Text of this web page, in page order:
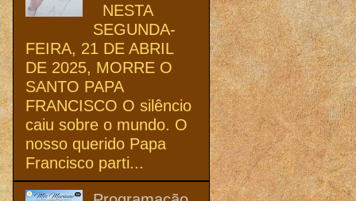
NESTA
SEGUNDA-
FEIRA, 21 DE ABRIL
DE 2025, MORRE O
SANTO PAPA
FRANCISCO O silêncio
caiu sobre o mundo. O
nosso querido Papa
Francisco parti...